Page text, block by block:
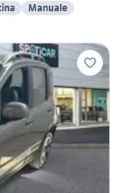
Manuale